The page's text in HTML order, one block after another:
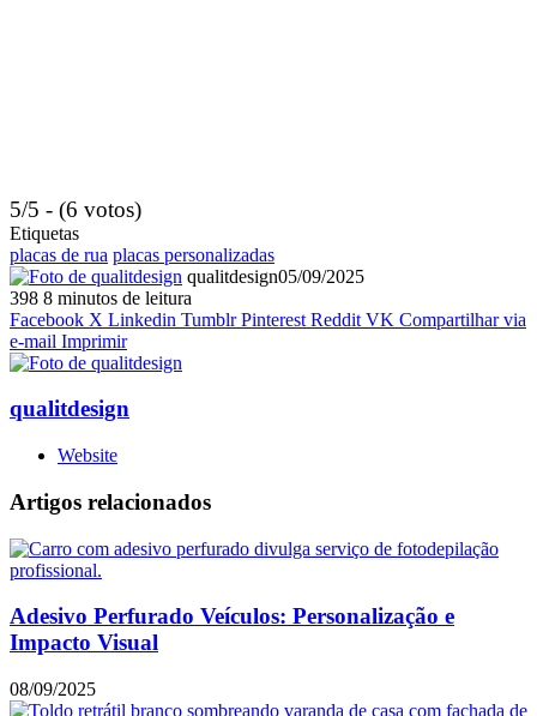
5/5 - (6 votos)
Etiquetas
placas de rua placas personalizadas
qualitdesign05/09/2025
398 8 minutos de leitura
Facebook X Linkedin Tumblr Pinterest Reddit VK Compartilhar via
e-mail Imprimir
qualitdesign
Website
Artigos relacionados
Adesivo Perfurado Veículos: Personalização e
Impacto Visual
08/09/2025